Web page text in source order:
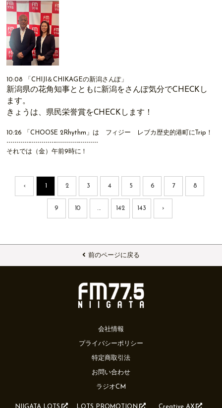
10:08 「CHIJI＆CHIKAGEの新潟さんぽ」
新潟県の花角知事とともに新潟をさんぽ気分でCHECKし
ます。
きょうは、県民栄誉賞をCHECKします！
10:26 「CHOOSE 2Rhythm」 は フィジー レブカ歴史的港町にTrip！
-----------------------------------------------
それでは（金）午前9時に！
‹ 1 2 3 4 5 6 7 8
9 10 ... 142 143 ›
前のページに戻る
会社情報
プライバシーポリシー
特定商取引法
お問い合わせ
ラジオCM